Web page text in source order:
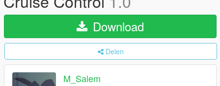
Download
Delen
M_Salem